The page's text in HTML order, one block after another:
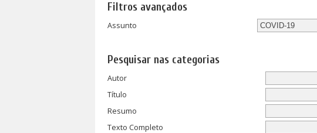
Filtros avançados
Assunto
Pesquisar nas categorias
Autor
Título
Resumo
Texto Completo